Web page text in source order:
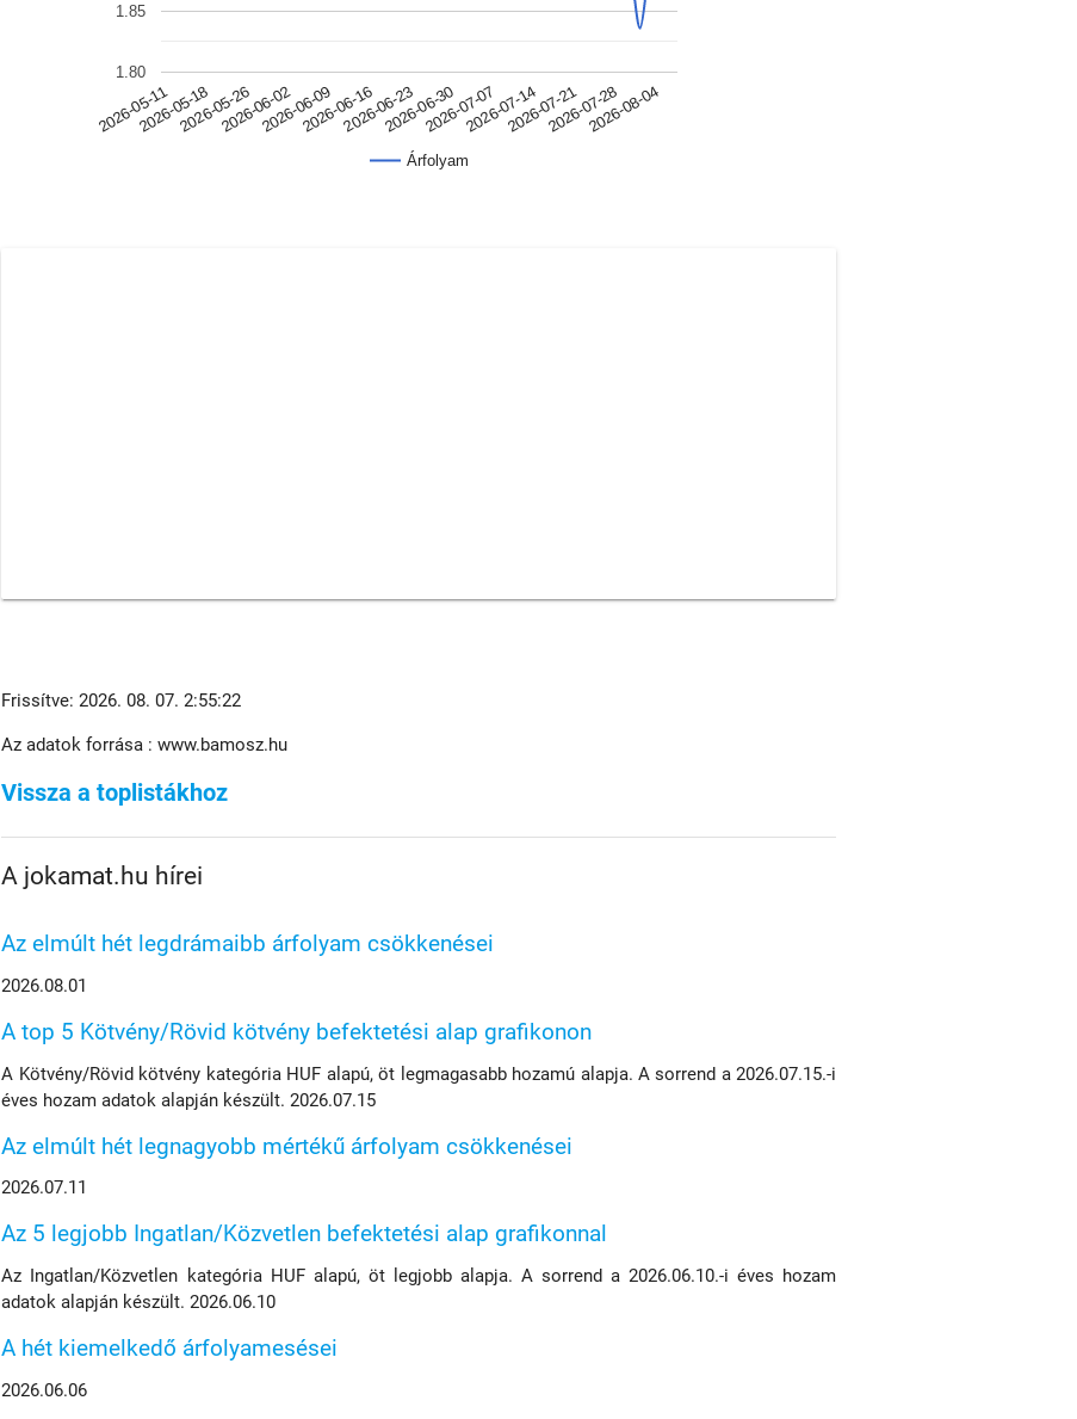
Árfolyam
2026-05-112026-05-182026-05-262026-06-022026-06-092026-06-162026-06-232026-06-302026-07-072026-07-142026-07-212026-07-282026-08-04
1.80
1.85
Frissítve: 2026. 08. 07. 2:55:22
Az adatok forrása : www.bamosz.hu
Vissza a toplistákhoz
A jokamat.hu hírei
Az elmúlt hét legdrámaibb árfolyam csökkenései
2026.08.01
A top 5 Kötvény/Rövid kötvény befektetési alap grafikonon
A Kötvény/Rövid kötvény kategória HUF alapú, öt legmagasabb hozamú alapja. A sorrend a 2026.07.15.-i
éves hozam adatok alapján készült. 2026.07.15
Az elmúlt hét legnagyobb mértékű árfolyam csökkenései
2026.07.11
Az 5 legjobb Ingatlan/Közvetlen befektetési alap grafikonnal
Az Ingatlan/Közvetlen kategória HUF alapú, öt legjobb alapja. A sorrend a 2026.06.10.-i éves hozam
adatok alapján készült. 2026.06.10
A hét kiemelkedő árfolyamesései
2026.06.06